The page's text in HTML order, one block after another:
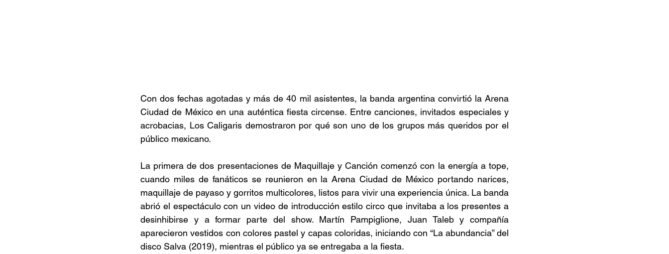
Con dos fechas agotadas y más de 40 mil asistentes, la banda argentina convirtió la Arena
Ciudad de México en una auténtica fiesta circense. Entre canciones, invitados especiales y
acrobacias, Los Caligaris demostraron por qué son uno de los grupos más queridos por el
público mexicano.
La primera de dos presentaciones de Maquillaje y Canción comenzó con la energía a tope,
cuando miles de fanáticos se reunieron en la Arena Ciudad de México portando narices,
maquillaje de payaso y gorritos multicolores, listos para vivir una experiencia única. La banda
abrió el espectáculo con un video de introducción estilo circo que invitaba a los presentes a
desinhibirse y a formar parte del show. Martín Pampiglione, Juan Taleb y compañía
aparecieron vestidos con colores pastel y capas coloridas, iniciando con “La abundancia” del
disco Salva (2019), mientras el público ya se entregaba a la fiesta.